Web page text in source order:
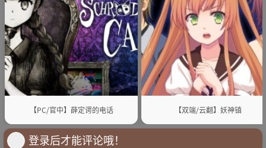
【PC/官中】薛定谔的电话 【双端/云翻】妖神镇
登录后才能评论哦！